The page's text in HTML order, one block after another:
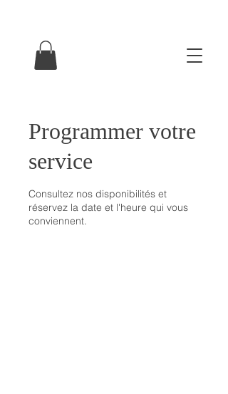
Programmer votre
service
Consultez nos disponibilités et
réservez la date et l'heure qui vous
conviennent.